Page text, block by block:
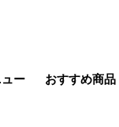
ー おすすめ商品